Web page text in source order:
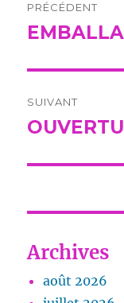
de
PRÉCÉDENT
Publication
SUIVANT
Publication
Archives
août 2026